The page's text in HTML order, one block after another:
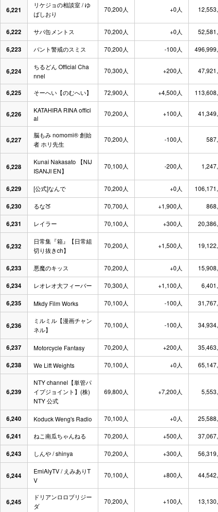
6,221
リケジョの相談室 / ゆ
ばしおり
70,200人 +0人
6,222 サバ缶メントス 70,200人 +0人
6,223 バント警戒のスミス 70,200人 -100人
6,224
ちるどん Official Cha
nnel
70,300人 +200人
6,225 そーへい【のむへい】 72,900人 +4,500人
6,226
KATAHIRA RINA offici
al
70,200人 +100人
6,227
脳もみ nomomi®️ 創始
者 ホリ先生
70,200人 -100人
6,228
Kunai Nakasato 【NIJ
ISANJI EN】
70,100人 -200人
6,229 [公式]なんで 70,200人 +0人
6,230 るな🍑 70,700人 +1,900人
6,231 レイラー 70,100人 +300人
6,232
日常集『箱』【日常組
切り抜きch】
70,200人 +1,500人
6,233 悪魔のキッス 70,200人 +0人
6,234 レオレオ大フィーバー 70,300人 +1,100人
6,235 Mkdy Film Works 70,100人 -100人
6,236
ミルミル【漫画チャン
ネル】
70,100人 -100人
6,237 Motorcycle Fantasy 70,200人 +200人
6,238 We Lift Weights 70,100人 +0人
6,239
NTY channel【単管パ
イプジョイント】(株)
NTY 公式
69,800人 +7,200人
6,240 Koduck Weng's Radio 70,100人 +0人
6,241 ねこ南瓜ちゃんねる 70,200人 +500人
6,243 しんや / shinya 70,200人 +300人
6,244
EmiAlyTV / えみありT
V
70,100人 +800人
6,245
ドリアンロロブリジー
ダ
70,200人 +100人